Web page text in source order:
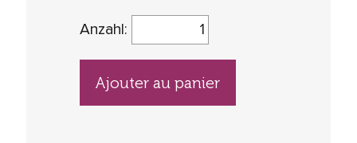
Anzahl:
Ajouter au panier